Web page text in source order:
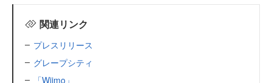
関連リンク
プレスリリース
グレープシティ
「Wijmo」